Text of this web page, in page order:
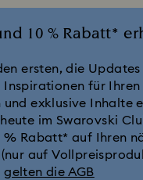
10 % Rabatt*
ersten, die Updates
Inspirationen für Ihren
und exklusive Inhalte
im Swarovski
% Rabatt* auf Ihren
auf
gelten die AGB